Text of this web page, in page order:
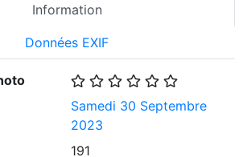
Information
Données EXIF
Samedi 30 Septembre
2023
191